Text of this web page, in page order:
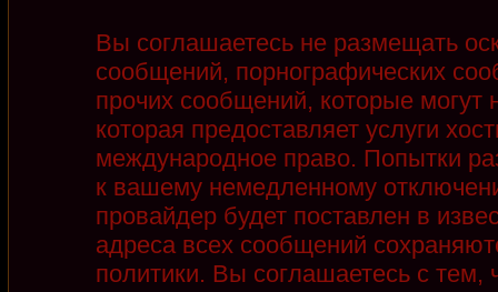
Вы соглашаетесь не размещать
сообщений, порнографических
прочих сообщений, которые
которая предоставляет услуги
международное право. Попытки
к вашему немедленному
провайдер будет поставлен в
адреса всех сообщений
политики. Вы соглашаетесь с